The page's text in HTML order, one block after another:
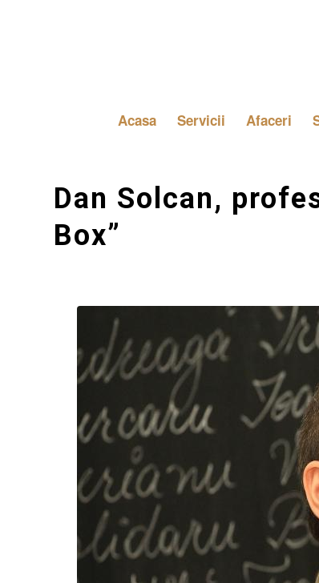
Acasa Servicii Afaceri
Dan Solcan,
Box”